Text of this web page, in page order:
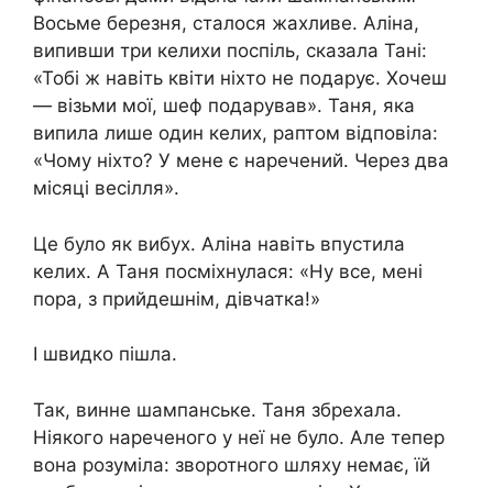
Восьме березня, сталося жахливе. Аліна,
випивши три келихи поспіль, сказала Тані:
«Тобі ж навіть квіти ніхто не подарує. Хочеш
— візьми мої, шеф подарував». Таня, яка
випила лише один келих, раптом відповіла:
«Чому ніхто? У мене є наречений. Через два
місяці весілля».
Це було як вибух. Аліна навіть впустила
келих. А Таня посміхнулася: «Ну все, мені
пора, з прийдешнім, дівчатка!»
І швидко пішла.
Так, винне шампанське. Таня збрехала.
Ніякого нареченого у неї не було. Але тепер
вона розуміла: зворотного шляху немає, їй